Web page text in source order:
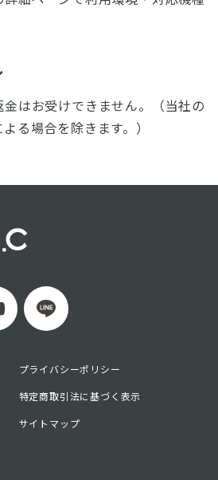
はお受けできません。（当社の
る場合を除きます。）
プライバシーポリシー
特定商取引法に基づく表示
サイトマップ